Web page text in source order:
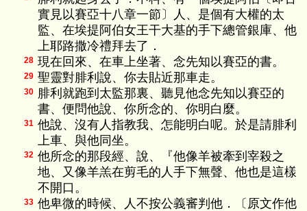
實見以賽亞十八章一節〕人、是個有大權的太
監、在埃提阿伯女王干大基的手下總管銀庫、他
上耶路撒冷禮拜去了．
28 現在回來、在車上坐著、念先知以賽亞的書。
29 聖靈對腓利說、你去貼近那車走。
30 腓利就跑到太監那裏、聽見他念先知以賽亞的
書、便問他說、你所念的、你明白麼。
31 他說、沒有人指教我、怎能明白呢。於是請腓利
上車、與他同坐。
32 他所念的那段經、說、『他像羊被牽到宰殺之
地、又像羊羔在剪毛的人手下無聲、他也是這樣
不開口。
33 他卑微的時候、人不按公義審判他．〔原文作他